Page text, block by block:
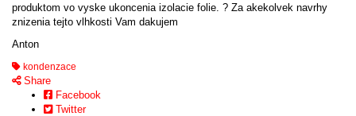
produktom vo vyske ukoncenia izolacie folie. ? Za akekolvek navrhy
znizenia tejto vlhkosti Vam dakujem
Anton
kondenzace
Share
Facebook
Twitter